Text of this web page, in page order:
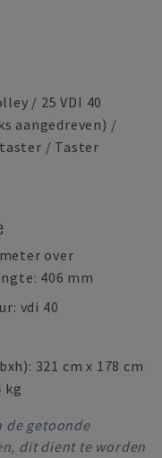
/ 25 VDI 40
aangedreven) /
/ Taster
over
406 mm
vdi 40
321 cm x 178 cm
kg
de getoonde
dit dient te worden